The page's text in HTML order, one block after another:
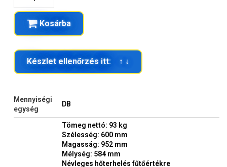
Kosárba
Készlet ellenőrzés itt: ↑ ↓
Mennyiségi
egység
DB
Tömeg nettó: 93 kg
Szélesség: 600 mm
Magasság: 952 mm
Mélység: 584 mm
Névleges hőterhelés fűtőértékre